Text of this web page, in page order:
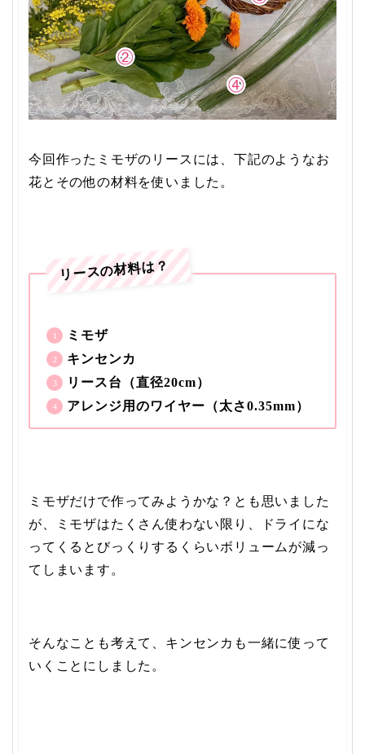
今回作ったミモザのリースには、下記のようなお
花とその他の材料を使いました。
リースの材料は？
ミモザ
キンセンカ
リース台（直径20cm）
アレンジ用のワイヤー（太さ0.35mm）
ミモザだけで作ってみようかな？とも思いました
が、ミモザはたくさん使わない限り、ドライにな
ってくるとびっくりするくらいボリュームが減っ
てしまいます。
そんなことも考えて、キンセンカも一緒に使って
いくことにしました。